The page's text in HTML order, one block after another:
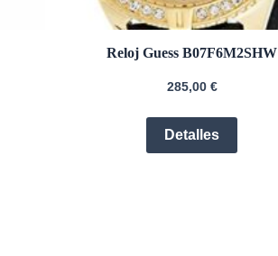
Reloj Guess B07F6M2SHW
285,00 €
Detalles